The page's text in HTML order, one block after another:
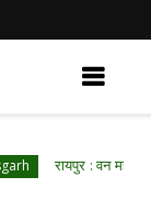
रायपुर : वन महोत्सव में